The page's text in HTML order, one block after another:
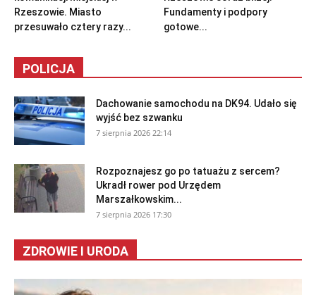
Rzeszowie. Miasto
przesuwało cztery razy...
Fundamenty i podpory
gotowe...
POLICJA
Dachowanie samochodu na DK94. Udało się
wyjść bez szwanku
7 sierpnia 2026 22:14
Rozpoznajesz go po tatuażu z sercem?
Ukradł rower pod Urzędem
Marszałkowskim...
7 sierpnia 2026 17:30
ZDROWIE I URODA